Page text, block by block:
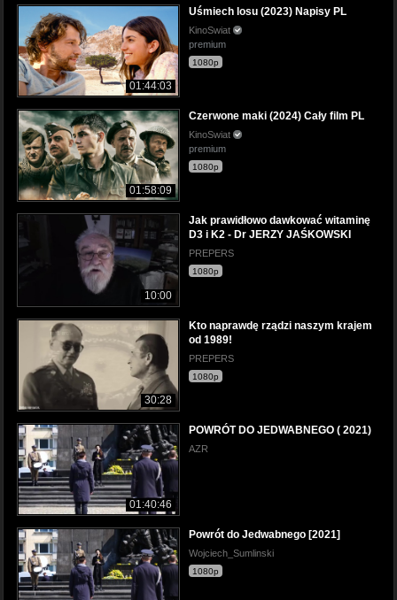
01:44:03
Uśmiech losu (2023) Napisy PL
KinoSwiat
premium
1080p
01:58:09
Czerwone maki (2024) Cały film PL
KinoSwiat
premium
1080p
10:00
Jak prawidłowo dawkować witaminę
D3 i K2 - Dr JERZY JAŚKOWSKI
PREPERS
1080p
30:28
Kto naprawdę rządzi naszym krajem
od 1989!
PREPERS
1080p
01:40:46
POWRÓT DO JEDWABNEGO ( 2021)
AZR
Powrót do Jedwabnego [2021]
Wojciech_Sumlinski
1080p